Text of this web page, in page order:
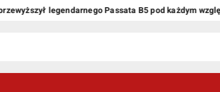
legendarnego Passata B5 pod każdym względem